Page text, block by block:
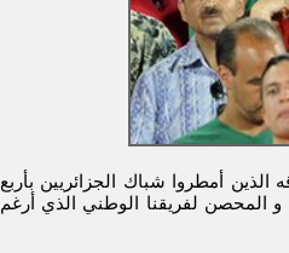
أمطروا شباك الجزائريين بأربع
المحصن لفريقنا الوطني الذي أرغم